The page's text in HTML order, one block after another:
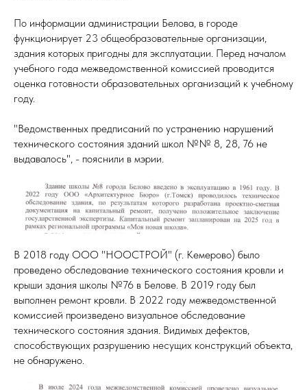
По информации администрации Белова, в городе
функционирует 23 общеобразовательные организации,
здания которых пригодны для эксплуатации. Перед началом
учебного года межведомственной комиссией проводится
оценка готовности образовательных организаций к учебному
году.
"Ведомственных предписаний по устранению нарушений
технического состояния зданий школ №№ 8, 28, 76 не
выдавалось", - пояснили в мэрии.
В 2018 году ООО "НООСТРОЙ" (г. Кемерово) было
проведено обследование технического состояния кровли и
крыши здания школы №76 в Белове. В 2019 году был
выполнен ремонт кровли. В 2022 году межведомственной
комиссией произведено визуальное обследование
технического состояния здания. Видимых дефектов,
способствующих разрушению несущих конструкций объекта,
не обнаружено.